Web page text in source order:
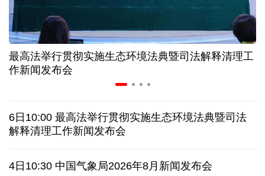
让药品更好触达患者 多款新药选择网络平台首发
7月份中国仓储指数保持扩张 行业运行韧性较强
乌总统呼吁向乌提供更多导弹 特朗普：我们也想要
日本广岛废墟旁响起抗议声：勿忘历史、拒绝拥核
最高法举行贯彻实施生态环境法典暨司法解释清理工
作新闻发布会
6日10:00 最高法举行贯彻实施生态环境法典暨司法
解释清理工作新闻发布会
4日10:30 中国气象局2026年8月新闻发布会